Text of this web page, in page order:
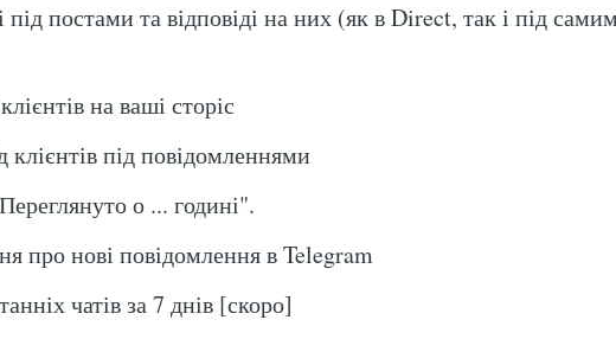
під постами та відповіді на них (як в Direct, так і під самим
на ваші сторіс
клієнтів під повідомленнями
о ... годині".
про нові повідомлення в Telegram
чатів за 7 днів [скоро]